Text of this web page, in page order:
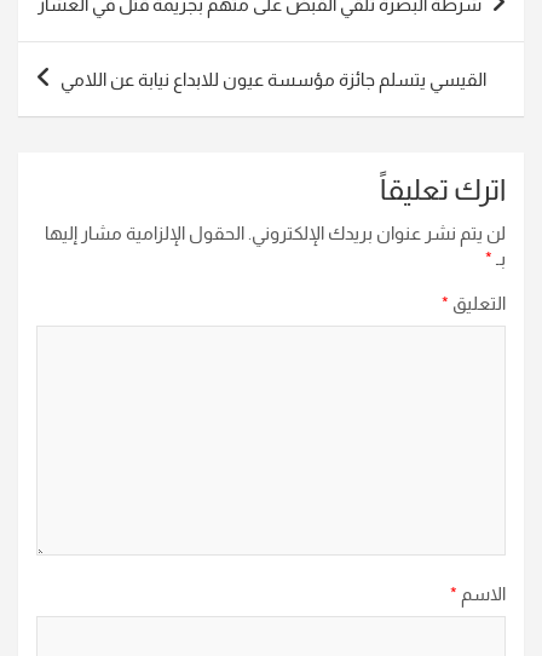
المقالات
القيسي يتسلم جائزة مؤسسة عيون للابداع نيابة عن اللامي
اترك تعليقاً
لن يتم نشر عنوان بريدك الإلكتروني. الحقول الإلزامية مشار إليها
بـ *
التعليق *
الاسم *